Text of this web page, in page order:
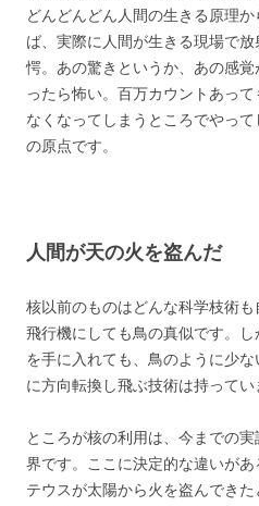
どんどんどん人間の生きる原理
ば、実際に人間が生きる現場で
愕。あの驚きというか、あの感
ったら怖い。百万カウントあっ
なくなってしまうところでやっ
の原点です。
人間が天の火を盗んだ
核以前のものはどんな科学枝術も
飛行機にしても鳥の真似です。
を手に入れても、鳥のように少
に方向転換し飛ぶ技術は持ってい
ところが核の利用は、今までの
界です。ここに決定的な違いが
テウスが太陽から火を盗んでき